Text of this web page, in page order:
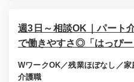
週3日～相談OK｜パート
で働きやすさ◎「はっぴー
WワークOK／残業ほぼなし／
介護職